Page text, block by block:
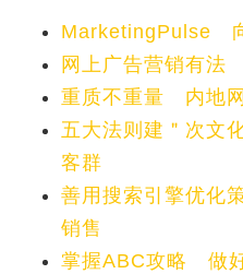
MarketingPulse
网上广告营销有法
重质不重量 内地
五大法则建＂次文
客群
善用搜索引擎优化
销售
掌握ABC攻略 做